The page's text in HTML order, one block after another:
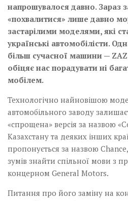
напрошувалося давно. Зараз
«похвалитися» лише давно
застарілими моделями, які
українські автомобілісти.
більш сучасної машини — ZAZ
обіцяє нас порадувати ні
мобілем.
Технологічно найновішою
автомобільного заводу
«спрощена» версія за назвою
Казахстану та деяких інших
пропонується за назвою
зумів знайти спільної мови з
концерном General Motors.
Питання про його заміну на